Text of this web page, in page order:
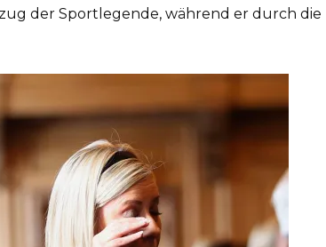
der Sportlegende, während er durch die